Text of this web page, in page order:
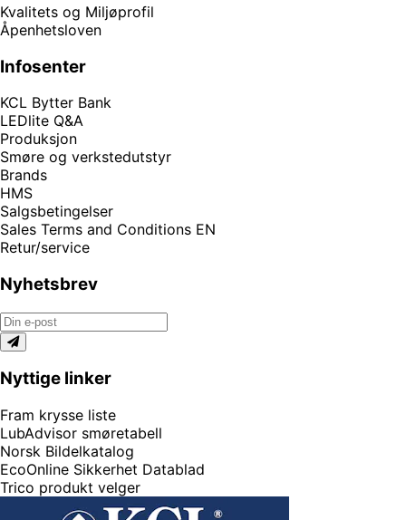
Kvalitets og Miljøprofil
Åpenhetsloven
Infosenter
KCL Bytter Bank
LEDlite Q&A
Produksjon
Smøre og verkstedutstyr
Brands
HMS
Salgsbetingelser
Sales Terms and Conditions EN
Retur/service
Nyhetsbrev
Nyttige linker
Fram krysse liste
LubAdvisor smøretabell
Norsk Bildelkatalog
EcoOnline Sikkerhet Datablad
Trico produkt velger